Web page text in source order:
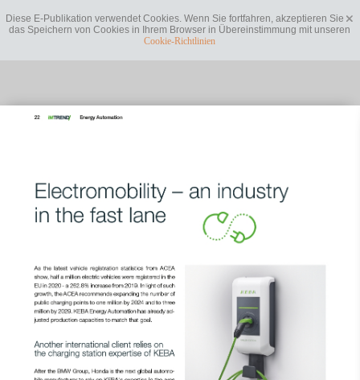
Diese E-Publikation verwendet Cookies. Wenn Sie fortfahren, akzeptieren Sie
das Speichern von Cookies in Ihrem Browser in Übereinstimmung mit unseren
Cookie-Richtlinien